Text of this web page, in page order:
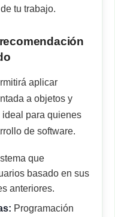
tu trabajo.
aplicar
a objetos y
para quienes
de software.
que
basado en sus
anteriores.
Programación